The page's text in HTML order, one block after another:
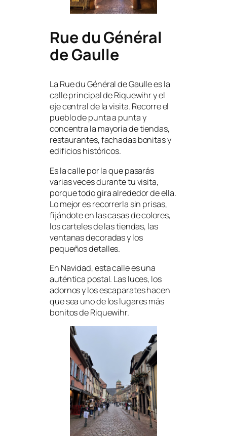
Rue du Général
de Gaulle
La Rue du Général de Gaulle es la
calle principal de Riquewihr y el
eje central de la visita. Recorre el
pueblo de punta a punta y
concentra la mayoría de tiendas,
restaurantes, fachadas bonitas y
edificios históricos.
Es la calle por la que pasarás
varias veces durante tu visita,
porque todo gira alrededor de ella.
Lo mejor es recorrerla sin prisas,
fijándote en las casas de colores,
los carteles de las tiendas, las
ventanas decoradas y los
pequeños detalles.
En Navidad, esta calle es una
auténtica postal. Las luces, los
adornos y los escaparates hacen
que sea uno de los lugares más
bonitos de Riquewihr.